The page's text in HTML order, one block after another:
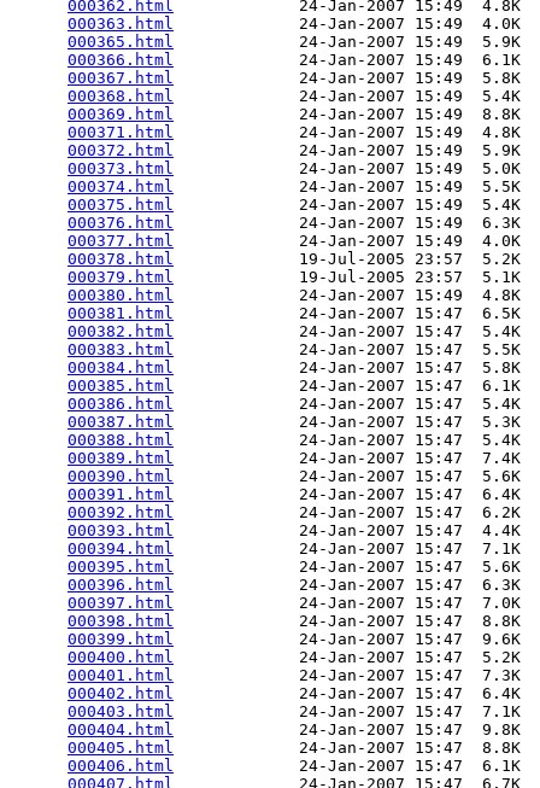
000362.html
             24-Jan-2007 15:49  4.8K
000363.html
             24-Jan-2007 15:49  4.0K
000365.html
             24-Jan-2007 15:49  5.9K
000366.html
             24-Jan-2007 15:49  6.1K
000367.html
             24-Jan-2007 15:49  5.8K
000368.html
             24-Jan-2007 15:49  5.4K
000369.html
             24-Jan-2007 15:49  8.8K
000371.html
             24-Jan-2007 15:49  4.8K
000372.html
             24-Jan-2007 15:49  5.9K
000373.html
             24-Jan-2007 15:49  5.0K
000374.html
             24-Jan-2007 15:49  5.5K
000375.html
             24-Jan-2007 15:49  5.4K
000376.html
             24-Jan-2007 15:49  6.3K
000377.html
             24-Jan-2007 15:49  4.0K
000378.html
             19-Jul-2005 23:57  5.2K
000379.html
             19-Jul-2005 23:57  5.1K
000380.html
             24-Jan-2007 15:49  4.8K
000381.html
             24-Jan-2007 15:47  6.5K
000382.html
             24-Jan-2007 15:47  5.4K
000383.html
             24-Jan-2007 15:47  5.5K
000384.html
             24-Jan-2007 15:47  5.8K
000385.html
             24-Jan-2007 15:47  6.1K
000386.html
             24-Jan-2007 15:47  5.4K
000387.html
             24-Jan-2007 15:47  5.3K
000388.html
             24-Jan-2007 15:47  5.4K
000389.html
             24-Jan-2007 15:47  7.4K
000390.html
             24-Jan-2007 15:47  5.6K
000391.html
             24-Jan-2007 15:47  6.4K
000392.html
             24-Jan-2007 15:47  6.2K
000393.html
             24-Jan-2007 15:47  4.4K
000394.html
             24-Jan-2007 15:47  7.1K
000395.html
             24-Jan-2007 15:47  5.6K
000396.html
             24-Jan-2007 15:47  6.3K
000397.html
             24-Jan-2007 15:47  7.0K
000398.html
             24-Jan-2007 15:47  8.8K
000399.html
             24-Jan-2007 15:47  9.6K
000400.html
             24-Jan-2007 15:47  5.2K
000401.html
             24-Jan-2007 15:47  7.3K
000402.html
             24-Jan-2007 15:47  6.4K
000403.html
             24-Jan-2007 15:47  7.1K
000404.html
             24-Jan-2007 15:47  9.8K
000405.html
             24-Jan-2007 15:47  8.8K
000406.html
             24-Jan-2007 15:47  6.1K
000407.html
             24-Jan-2007 15:47  6.7K